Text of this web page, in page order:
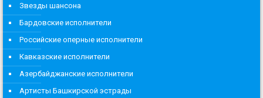
Звезды шансона
Бардовские исполнители
Российские оперные исполнители
Кавказские исполнители
Азербайджанские исполнители
Артисты Башкирской эстрады